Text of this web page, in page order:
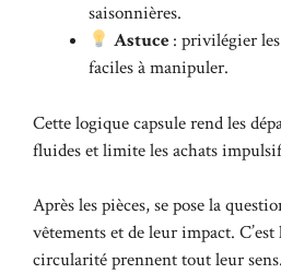
saisonnières.
Astuce: privilégier
faciles à manipuler.
Cette logique capsule rend les
fluides et limite les achats
Après les pièces, se pose la
vêtements et de leur impact.
circularité prennent tout leur sens.